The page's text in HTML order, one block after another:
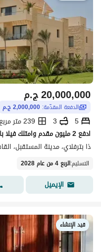
ج.م20,000,000
الدفعة المقدّمة: 2,000,000 ج.م
5
3
239 متر مربع
ذا بترفلاي، مدينة المستقبل،
التسليم:الربع 4 من عام 2028
الإيميل
قيد الإنشاء